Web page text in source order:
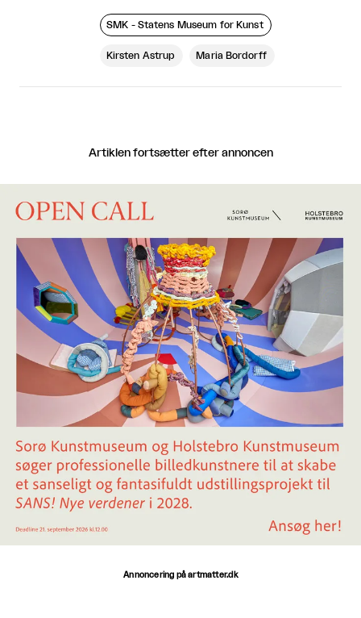
SMK - Statens Museum for Kunst
Kirsten Astrup Maria Bordorff
Artiklen fortsætter efter annoncen
Annoncering på artmatter.dk